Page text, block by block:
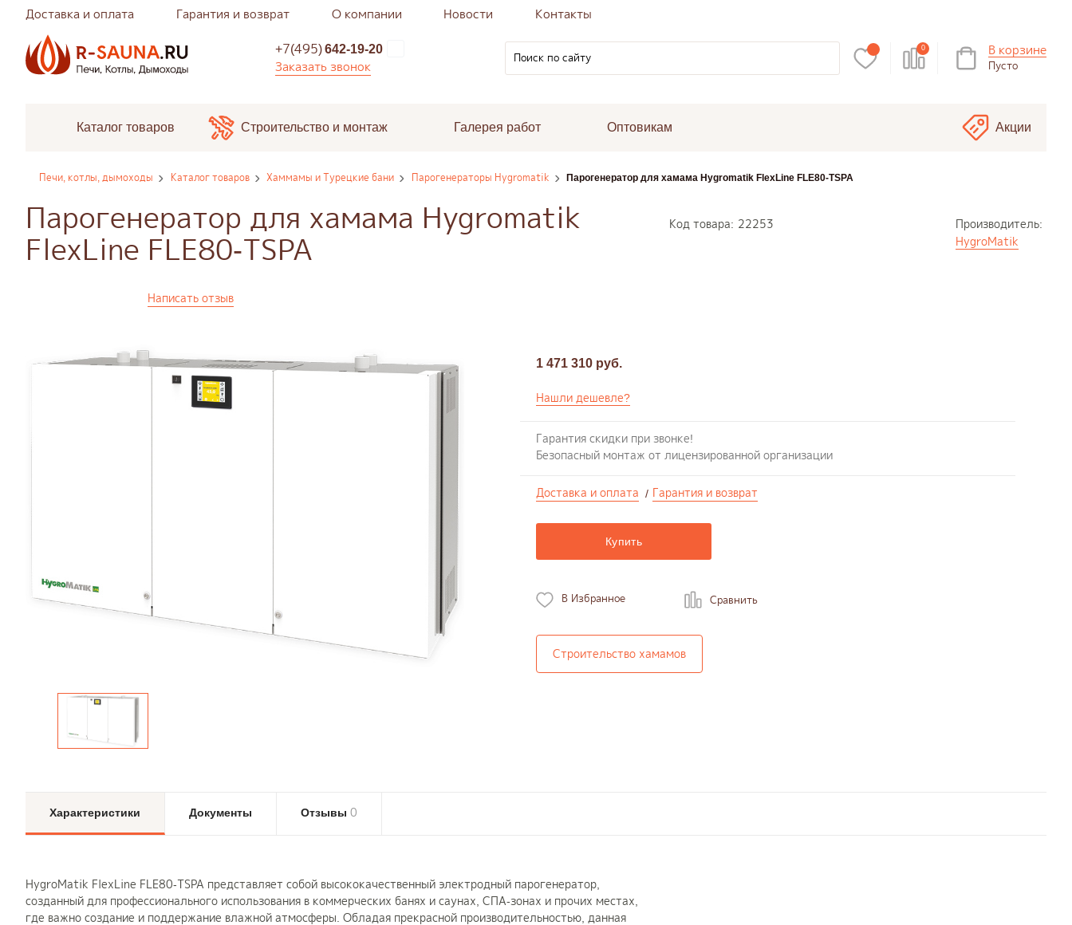
Доставка и оплата Гарантия и возврат О компании Новости Контакты
+7(495)642-19-20
Заказать звонок
0 В корзине
Пусто
Каталог товаров Строительство и монтаж Галерея работ Оптовикам Акции
Печи, котлы, дымоходы Каталог товаров Хаммамы и Турецкие бани Парогенераторы Hygromatik Парогенератор для хамама Hygromatik FlexLine FLE80-TSPA
Парогенератор для хамама Hygromatik
FlexLine FLE80-TSPA
Код товара: 22253
Производитель:
HygroMatik
Написать отзыв
1 471 310 руб.
Нашли дешевле?
Гарантия скидки при звонке!
Безопасный монтаж от лицензированной организации
Доставка и оплата / Гарантия и возврат
Купить
В Избранное Сравнить
Строительство хамамов
Характеристики Документы Отзывы 0
HygroMatik FlexLine FLE80-TSPA представляет собой высококачественный электродный парогенератор,
созданный для профессионального использования в коммерческих банях и саунах, СПА-зонах и прочих местах,
где важно создание и поддержание влажной атмосферы. Обладая прекрасной производительностью, данная